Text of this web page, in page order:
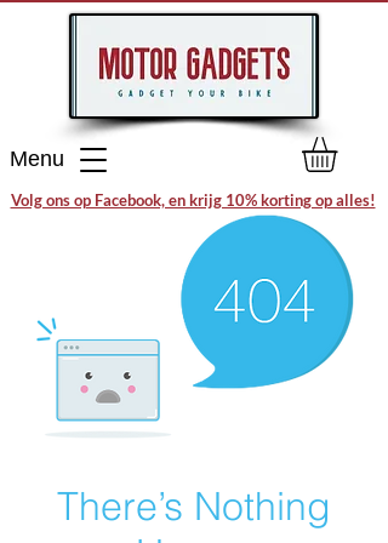
Menu
Volg ons op Facebook, en krijg 10% korting op alles!
There’s Nothing